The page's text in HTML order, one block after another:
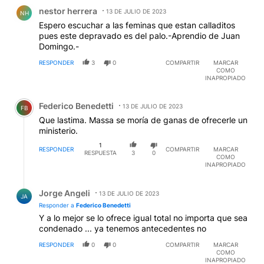
NH nestor herrera 13 DE JULIO DE 2023
Espero escuchar a las feminas que estan calladitos
pues este depravado es del palo.-Aprendio de Juan
Domingo.-
RESPONDER 3 0 COMPARTIR
MARCAR
COMO
INAPROPIADO
Comentario de Federico Benedetti.
FB Federico Benedetti 13 DE JULIO DE 2023
Que lastima. Massa se moría de ganas de ofrecerle un
ministerio.
RESPONDER
1
RESPUESTA
3 0
COMPARTIR
MARCAR
COMO
INAPROPIADO
JA Jorge Angeli
13 DE JULIO DE 2023
Responder a Federico Benedetti
Y a lo mejor se lo ofrece igual total no importa que sea
condenado ... ya tenemos antecedentes no
RESPONDER 0 0 COMPARTIR
MARCAR
COMO
INAPROPIADO